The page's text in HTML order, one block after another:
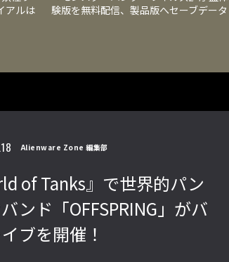
アルは
験版を無料配信、製品版へセーブデータ
Alienware Zone 編集部
of Tanks』で世界的パン
ンド「OFFSPRING」がバ
ブを開催！